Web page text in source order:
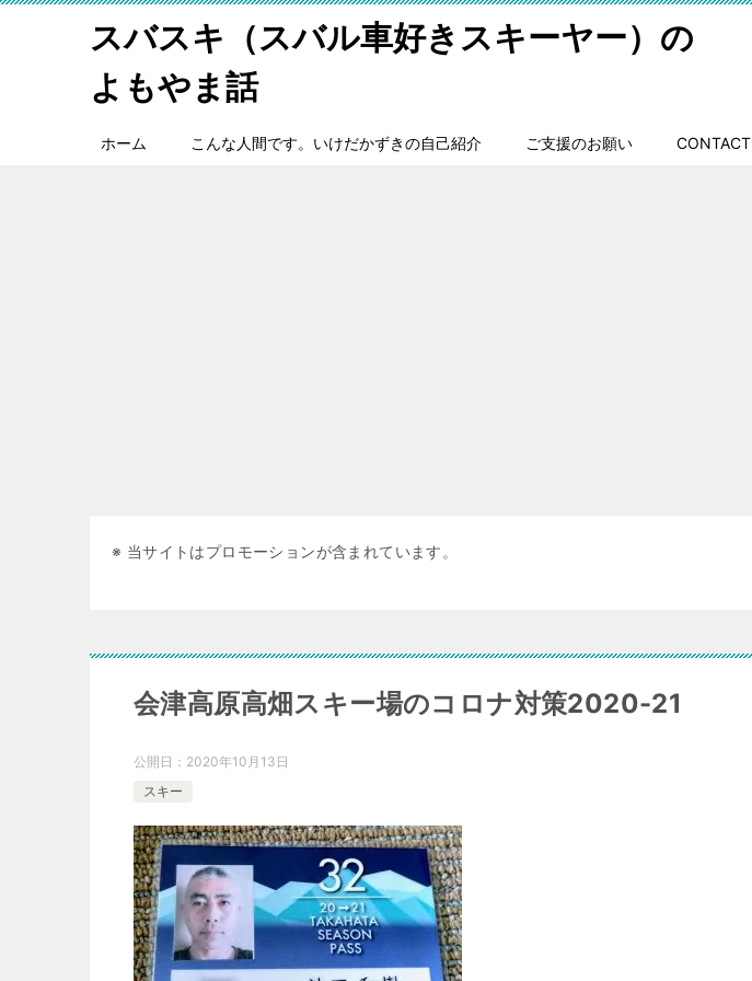
スバスキ（スバル車好きスキーヤー）の
よもやま話
ホーム こんな人間です。いけだかずきの自己紹介 ご支援のお願い CONTACT
※ 当サイトはプロモーションが含まれています。
会津高原高畑スキー場のコロナ対策2020-21
公開日： 2020年10月13日
スキー